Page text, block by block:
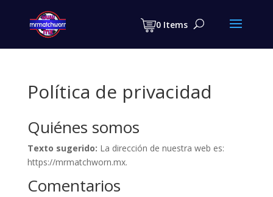
0 Items
search
Política de privacidad
Quiénes somos
Texto sugerido: La dirección de nuestra web es:
https://mrmatchworn.mx.
Comentarios